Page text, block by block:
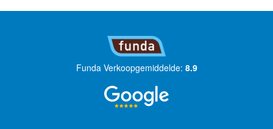
Funda Verkoopgemiddelde: 8.9